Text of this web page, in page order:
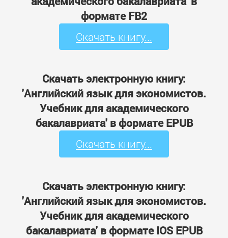
формате FB2
Скачать книгу...
Скачать электронную книгу:
'Английский язык для экономистов.
Учебник для академического
бакалавриата' в формате EPUB
Скачать книгу...
Скачать электронную книгу:
'Английский язык для экономистов.
Учебник для академического
бакалавриата' в формате IOS EPUB